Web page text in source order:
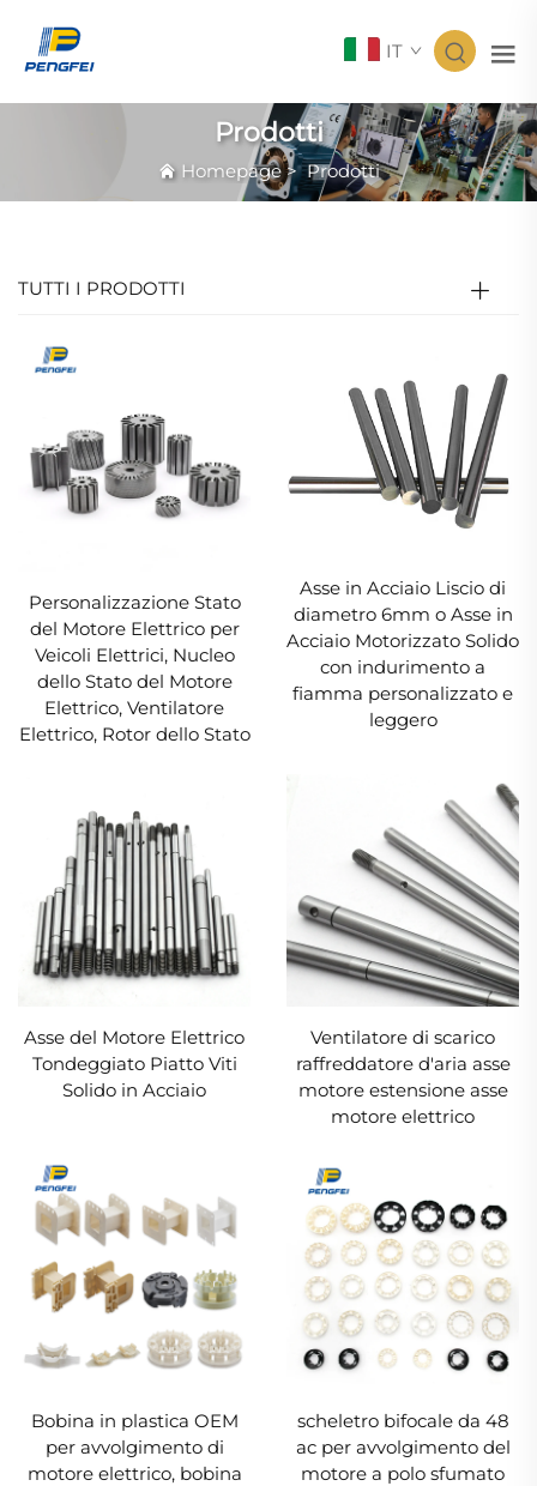
IT
Prodotti
Homepage>Prodotti
TUTTI I PRODOTTI
Personalizzazione Stato
del Motore Elettrico per
Veicoli Elettrici, Nucleo
dello Stato del Motore
Elettrico, Ventilatore
Elettrico, Rotor dello Stato
Asse in Acciaio Liscio di
diametro 6mm o Asse in
Acciaio Motorizzato Solido
con indurimento a
fiamma personalizzato e
leggero
Asse del Motore Elettrico
Tondeggiato Piatto Viti
Solido in Acciaio
Ventilatore di scarico
raffreddatore d'aria asse
motore estensione asse
motore elettrico
Bobina in plastica OEM
per avvolgimento di
motore elettrico, bobina
scheletro bifocale da 48
ac per avvolgimento del
motore a polo sfumato